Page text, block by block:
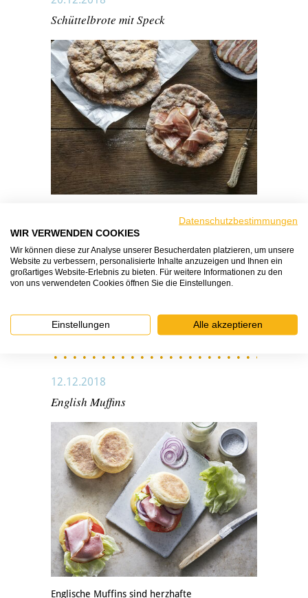
Schüttelbrote mit Speck
Roggen und Weizenmehl schmecken herrlich
würzig. Ideal zu Schinken und Käse.
Zubereitungszeit:35 Minuten, zusätzliche
Gehzeit: 90 Minuten
ZUM REZEPT
12.12.2018
English Muffins
Englische Muffins sind herzhafte
Datenschutzbestimmungen
WIR VERWENDEN COOKIES
Wir können diese zur Analyse unserer Besucherdaten platzieren, um unsere
Website zu verbessern, personalisierte Inhalte anzuzeigen und Ihnen ein
großartiges Website-Erlebnis zu bieten. Für weitere Informationen zu den
von uns verwendeten Cookies öffnen Sie die Einstellungen.
Einstellungen Alle akzeptieren